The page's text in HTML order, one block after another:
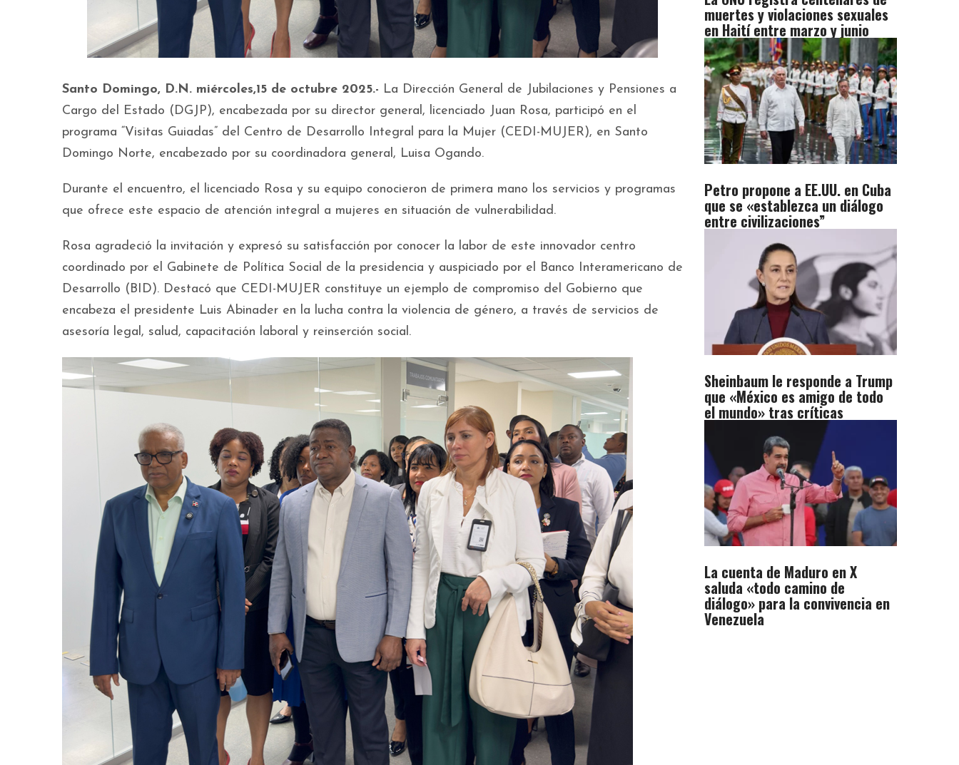
Santo Domingo, D.N. miércoles,15 de octubre 2025.- La Dirección General de Jubilaciones y Pensiones a
Cargo del Estado (DGJP), encabezada por su director general, licenciado Juan Rosa, participó en el
programa “Visitas Guiadas” del Centro de Desarrollo Integral para la Mujer (CEDI-MUJER), en Santo
Domingo Norte, encabezado por su coordinadora general, Luisa Ogando.
Durante el encuentro, el licenciado Rosa y su equipo conocieron de primera mano los servicios y programas
que ofrece este espacio de atención integral a mujeres en situación de vulnerabilidad.
Rosa agradeció la invitación y expresó su satisfacción por conocer la labor de este innovador centro
coordinado por el Gabinete de Política Social de la presidencia y auspiciado por el Banco Interamericano de
Desarrollo (BID). Destacó que CEDI-MUJER constituye un ejemplo de compromiso del Gobierno que
encabeza el presidente Luis Abinader en la lucha contra la violencia de género, a través de servicios de
asesoría legal, salud, capacitación laboral y reinserción social.
muertes y violaciones sexuales
en Haití entre marzo y junio
Petro propone a EE.UU. en Cuba
que se «establezca un diálogo
entre civilizaciones”
Sheinbaum le responde a Trump
que «México es amigo de todo
el mundo» tras críticas
La cuenta de Maduro en X
saluda «todo camino de
diálogo» para la convivencia en
Venezuela